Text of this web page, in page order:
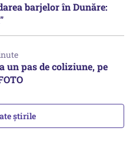
barjelor în Dunăre:
un pas de coliziune, pe
știrile